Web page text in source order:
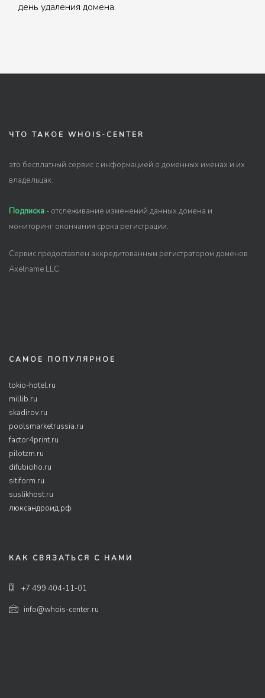
день удаления домена.
ЧТО ТАКОЕ WHOIS-CENTER
это бесплатный сервис с информацией о доменных именах и их
владельцах.
Подписка - отслеживание изменений данных домена и
мониторинг окончания срока регистрации.
Сервис предоставлен аккредитованным регистратором доменов
Axelname LLC
САМОЕ ПОПУЛЯРНОЕ
tokio-hotel.ru
millib.ru
skadirov.ru
poolsmarketrussia.ru
factor4print.ru
pilotzm.ru
difubiciho.ru
sitiform.ru
suslikhost.ru
люксандроид.рф
КАК СВЯЗАТЬСЯ С НАМИ
+7 499 404-11-01
info@whois-center.ru